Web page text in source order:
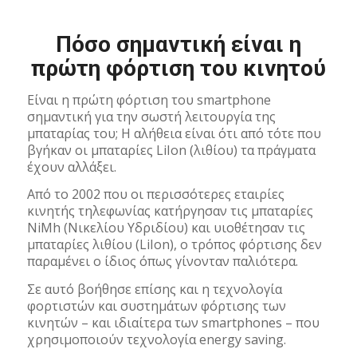
Πόσο σημαντική είναι η
πρώτη φόρτιση του κινητού
Είναι η πρώτη φόρτιση του smartphone
σημαντική για την σωστή λειτουργία της
μπαταρίας του; Η αλήθεια είναι ότι από τότε που
βγήκαν οι μπαταρίες LiIon (λιθίου) τα πράγματα
έχουν αλλάξει.
Από το 2002 που οι περισσότερες εταιρίες
κινητής τηλεφωνίας κατήργησαν τις μπαταρίες
NiMh (Νικελίου Υδριδίου) και υιοθέτησαν τις
μπαταρίες λιθίου (LiIon), ο τρόπος φόρτισης δεν
παραμένει ο ίδιος όπως γίνονταν παλιότερα.
Σε αυτό βοήθησε επίσης και η τεχνολογία
φορτιστών και συστημάτων φόρτισης των
κινητών – και ιδιαίτερα των smartphones – που
χρησιμοποιούν τεχνολογία energy saving.